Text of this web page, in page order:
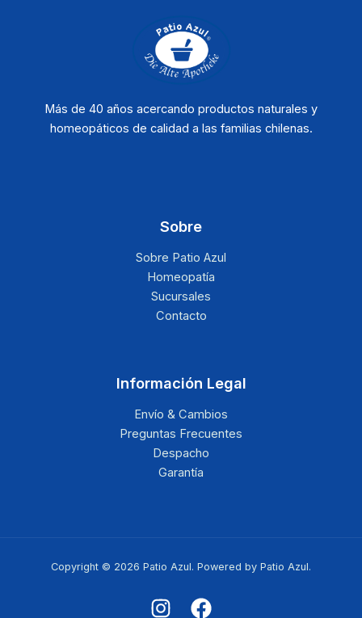
Más de 40 años acercando productos naturales y
homeopáticos de calidad a las familias chilenas.
Sobre
Sobre Patio Azul
Homeopatía
Sucursales
Contacto
Información Legal
Envío & Cambios
Preguntas Frecuentes
Despacho
Garantía
Copyright © 2026 Patio Azul. Powered by Patio Azul.